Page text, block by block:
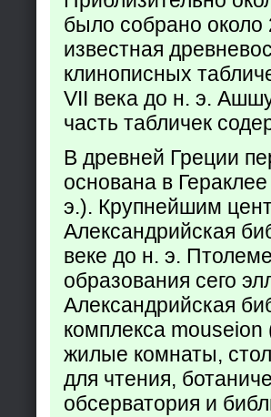
было собрано
известная
клинописных
VII века до н. э.
часть табличек
В древней Греции
основана в
э.). Крупнейшим
Александрийская
веке до н. э.
образования сего
Александрийская
комплекса
жилые комнаты,
для чтения,
обсерватория и